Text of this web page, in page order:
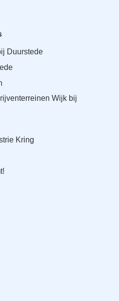
Duurstede
Wijk bij
Kring